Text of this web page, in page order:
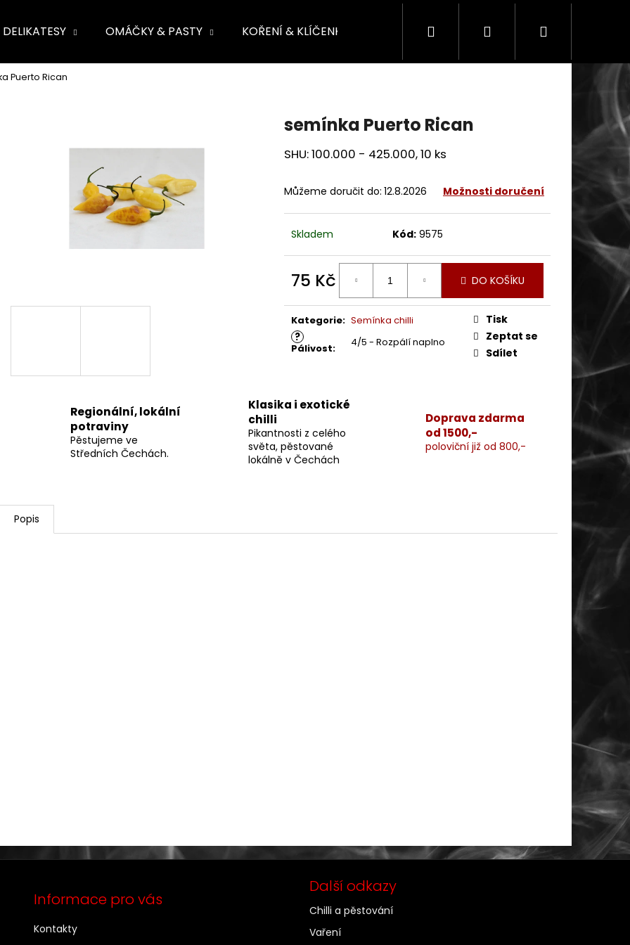
DELIKATESY OMÁČKY & PASTY KOŘENÍ & KLÍČENKY SADY & DÁRKY SEZÓNNÍ
Hledat PřihlášeníNákupní
Puerto Rican
semínka Puerto Rican
SHU: 100.000 - 425.000, 10 ks
Můžeme doručit do: 12.8.2026 Možnosti doručení
Skladem Kód: 9575
75 Kč
cena:
DO KOŠÍKU
Kategorie: Semínka chilli
?
Pálivost: 4/5 - Rozpálí naplno
Tisk
Zeptat se
Sdílet
Regionální, lokální
potraviny
Pěstujeme ve
Středních Čechách.
Klasika i exotické
chilli
Pikantnosti z celého
světa, pěstované
lokálně v Čechách
Doprava zdarma
od 1500,-
poloviční již od 800,-
Popis
najít?
Informace pro vás
Kontakty
Další odkazy
Chilli a pěstování
Vaření